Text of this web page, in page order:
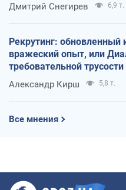
Дмитрий Снегирев 6,9 т.
Рекрутинг:
вражеский опыт, или
требовательной трусости
Александр Кирш 5,8 т.
Все мнения